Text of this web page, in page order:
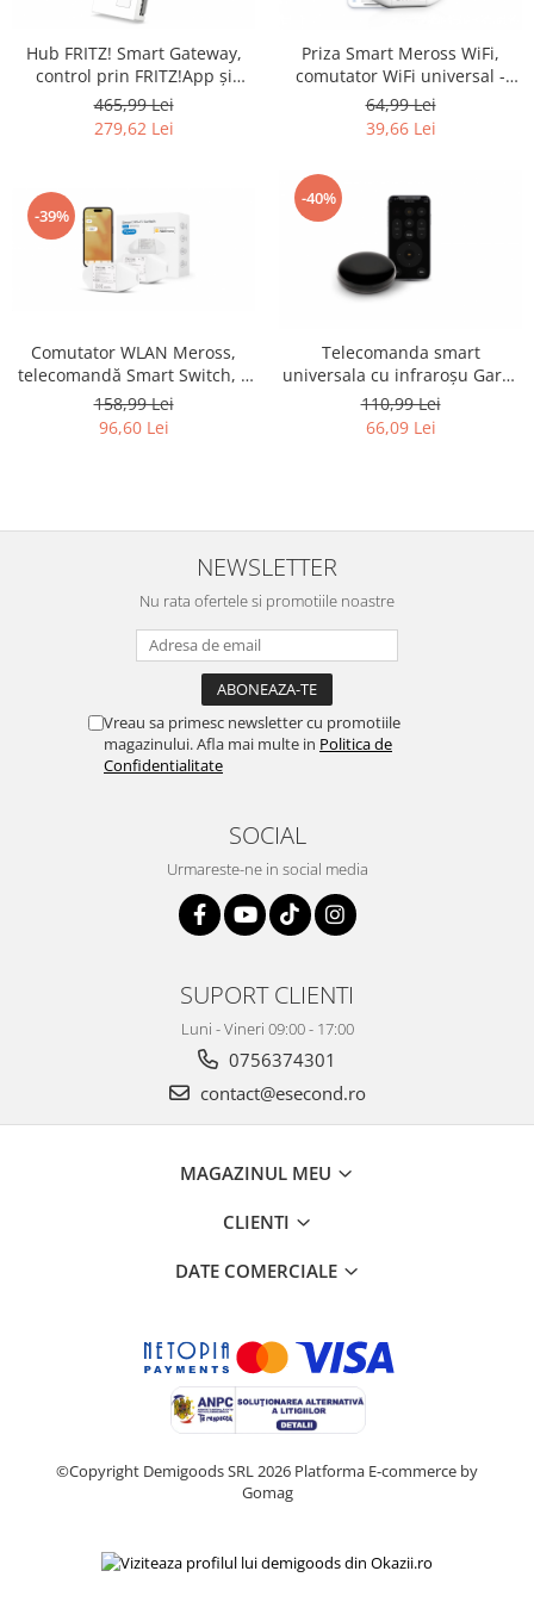
Telecomenzi garaj
Sport & Activitati in aer liber
Accesorii antrenament
Accesorii sportive
Articole Voiaj
Camping
Sporturi de interior
TV, Audio & Foto
Aparate Foto & Accesorii
Telescoape & Optica
Televizoare & accesorii
Curatenie si intretinere
Hub FRITZ! Smart Gateway,
control prin FRITZ!App și
FRITZ!Fon, conexiune stabilă
WLAN/LAN - RESIGILAT
465,99 Lei
279,62 Lei
Priza Smart Meross WiFi,
comutator WiFi universal -
RESIGILAT
64,99 Lei
39,66 Lei
-39%
Comutator WLAN Meross,
telecomandă Smart Switch, 2
bucăți - RESIGILAT
158,99 Lei
96,60 Lei
-40%
Telecomanda smart
universala cu infraroșu Garza
Smarthome - RESIGILAT
110,99 Lei
66,09 Lei
NEWSLETTER
Nu rata ofertele si promotiile noastre
Vreau sa primesc newsletter cu promotiile
magazinului. Afla mai multe in Politica de
Confidentialitate
SOCIAL
Urmareste-ne in social media
SUPORT CLIENTI
Luni - Vineri 09:00 - 17:00
0756374301
contact@esecond.ro
MAGAZINUL MEU
CLIENTI
DATE COMERCIALE
©Copyright Demigoods SRL 2026 Platforma E-commerce by
Gomag